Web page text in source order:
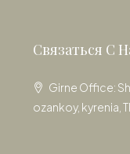
Связаться С
Girne Office:
ozankoy, kyrenia,